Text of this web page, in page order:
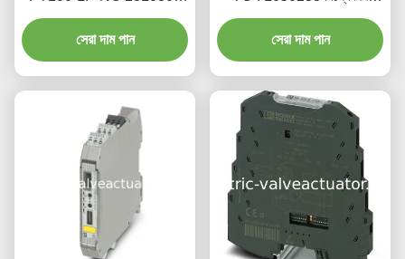
যথার্থ তাপমাত্রা সেন্সর ট্রান্সমিটার
সেরা দাম পান
প্রতিরোধী তাপমাত্রা পরিমাপ
ট্রান্সমিটার
সেরা দাম পান